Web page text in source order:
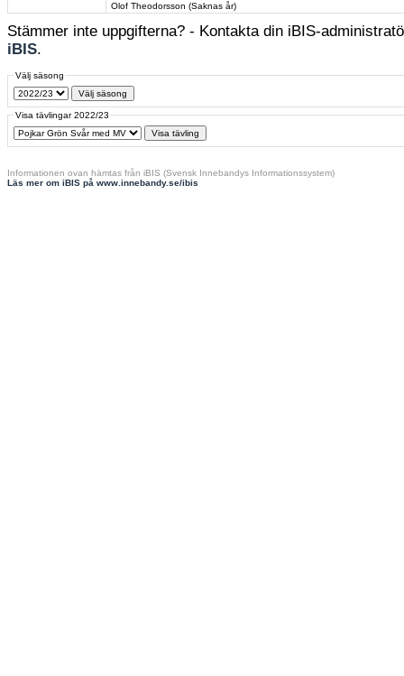
Olof Theodorsson (Saknas år)
Stämmer inte uppgifterna? - Kontakta din iBIS-
iBIS.
Välj säsong
Visa tävlingar 2022/23
Informationen ovan hämtas från iBIS (Svensk Innebandys Informationssystem)
Läs mer om iBIS på www.innebandy.se/ibis